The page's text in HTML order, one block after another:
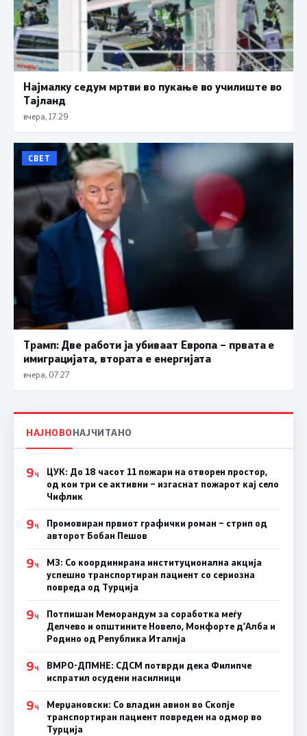
Најмалку седум мртви во пукање во училиште во
Тајланд
вчера, 17:29
СВЕТ
Трамп: Две работи ја убиваат Европа – првата е
имиграцијата, втората е енергијата
вчера, 07:27
НАЈНОВОНАЈЧИТАНО
9Ч
ЦУК: До 18 часот 11 пожари на отворен простор,
од кои три се активни – изгаснат пожарот кај село
Чифлик
9Ч
Промовиран првиот графички роман – стрип од
авторот Бобан Пешов
9Ч
МЗ: Со координирана институционална акција
успешно транспортиран пациент со сериозна
повреда од Турција
9Ч
Потпишан Меморандум за соработка меѓу
Делчево и општините Новело, Монфорте д’Алба и
Родино од Република Италија
9Ч
ВМРО-ДПМНЕ: СДСM потврди дека Филипче
испратил осудени насилници
9Ч
Мерџановски: Со владин авион во Скопје
транспортиран пациент повреден на одмор во
Турција